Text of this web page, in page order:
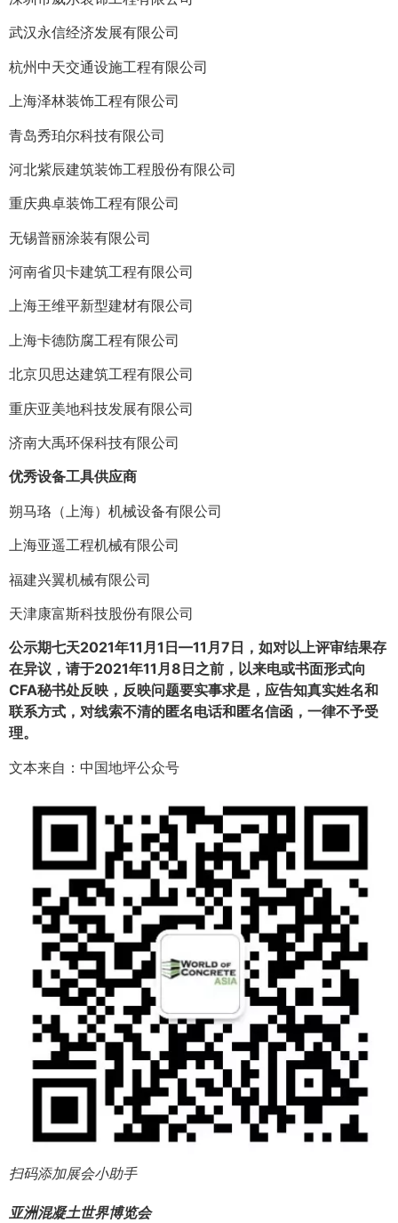
武汉永信经济发展有限公司
杭州中天交通设施工程有限公司
上海泽林装饰工程有限公司
青岛秀珀尔科技有限公司
河北紫辰建筑装饰工程股份有限公司
重庆典卓装饰工程有限公司
无锡普丽涂装有限公司
河南省贝卡建筑工程有限公司
上海王维平新型建材有限公司
上海卡德防腐工程有限公司
北京贝思达建筑工程有限公司
重庆亚美地科技发展有限公司
济南大禹环保科技有限公司
优秀设备工具供应商
朔马珞（上海）机械设备有限公司
上海亚遥工程机械有限公司
福建兴翼机械有限公司
天津康富斯科技股份有限公司
公示期七天2021年11月1日—11月7日，如对以上评审结果存
在异议，请于2021年11月8日之前，以来电或书面形式向
CFA秘书处反映，反映问题要实事求是，应告知真实姓名和
联系方式，对线索不清的匿名电话和匿名信函，一律不予受
理。
文本来自：中国地坪公众号
扫码添加展会小助手
亚洲混凝土世界博览会